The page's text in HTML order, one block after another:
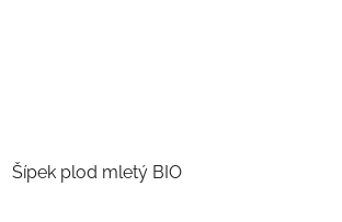
Šípek plod mletý BIO